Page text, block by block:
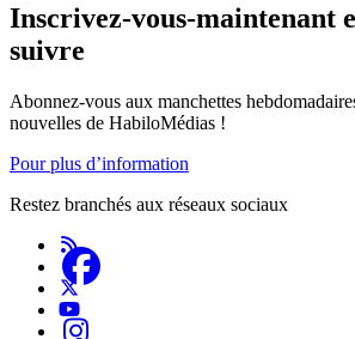
Inscrivez-vous-maintenant
suivre
Abonnez-vous aux manchettes
nouvelles de HabiloMédias !
Pour plus d’information
Restez branchés aux réseaux sociaux